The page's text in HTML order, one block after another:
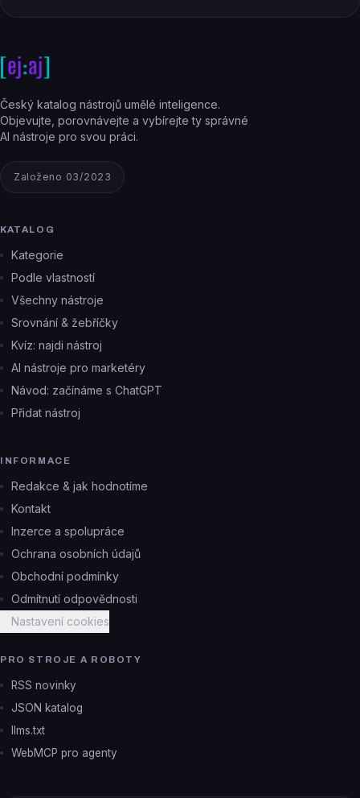
Český katalog nástrojů umělé inteligence.
Objevujte, porovnávejte a vybírejte ty správné
AI nástroje pro svou práci.
Založeno 03/2023
KATALOG
Kategorie
Podle vlastností
Všechny nástroje
Srovnání & žebříčky
Kvíz: najdi nástroj
AI nástroje pro marketéry
Návod: začínáme s ChatGPT
Přidat nástroj
INFORMACE
Redakce & jak hodnotíme
Kontakt
Inzerce a spolupráce
Ochrana osobních údajů
Obchodní podmínky
Odmítnutí odpovědnosti
Nastavení cookies
PRO STROJE A ROBOTY
RSS novinky
JSON katalog
llms.txt
WebMCP pro agenty